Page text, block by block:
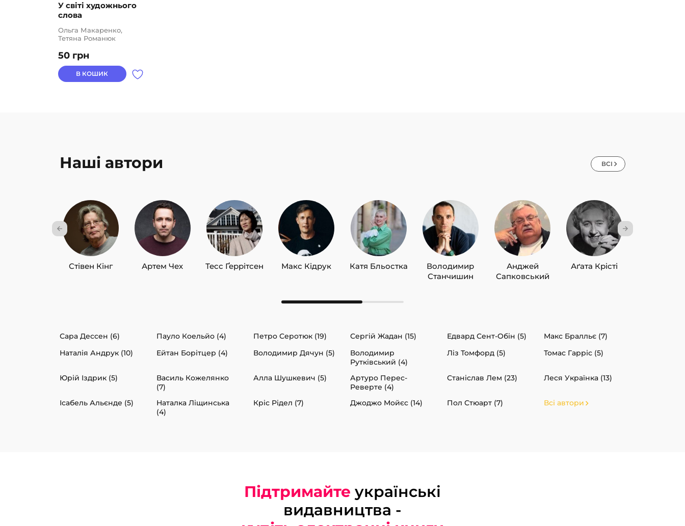
У світі художнього
слова
50 грн
Ольга Макаренко,
Тетяна Романюк
В КОШИК
Наші автори ВСІ
Стівен Кінг Артем Чех Тесс Ґеррітсен Макс Кідрук Катя Бльостка
Володимир
Станчишин
Анджей
Сапковський
Аґата Крісті
Сара Дессен (6) Пауло Коельйо (4) Петро Серотюк (19) Сергій Жадан (15) Едвард Сент-Обін (5)
Макс Бралльє (7)
Наталія Андрук (10)
Ейтан Борітцер (4) Володимир Дячун (5)
Володимир
Рутківський (4)
Ліз Томфорд (5) Томас Гарріс (5)
Юрій Іздрик (5)
Василь Кожелянко
(7)
Алла Шушкевич (5)
Артуро Перес-
Реверте (4)
Станіслав Лем (23) Леся Українка (13)
Ісабель Альєнде (5)
Наталка Ліщинська
(4)
Кріс Рідел (7) Джоджо Мойєс (14) Пол Стюарт (7) Всі автори
Підтримайте українські
видавництва -